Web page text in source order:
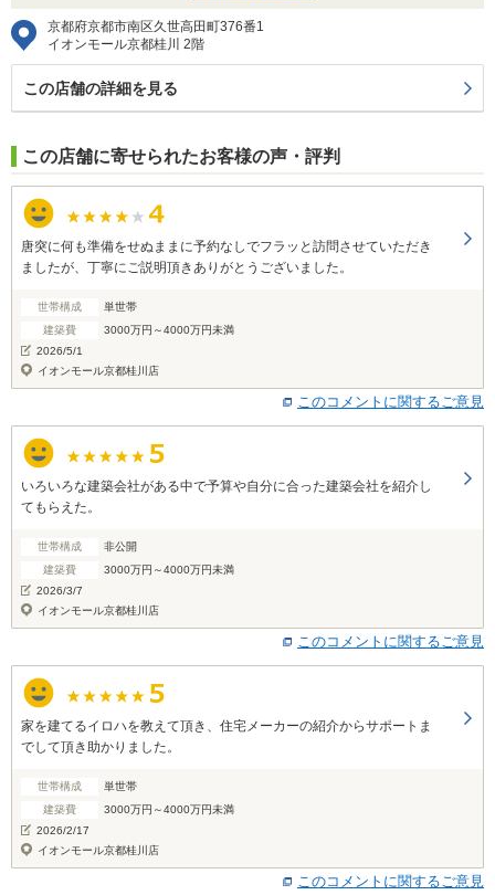
京都府京都市南区久世高田町376番1
イオンモール京都桂川 2階
この店舗の詳細を見る
この店舗に寄せられたお客様の声・評判
唐突に何も準備をせぬままに予約なしでフラッと訪問させていただき
ましたが、丁寧にご説明頂きありがとうございました。
世帯構成
単世帯
建築費
3000万円～4000万円未満
2026/5/1
イオンモール京都桂川店
このコメントに関するご意見
いろいろな建築会社がある中で予算や自分に合った建築会社を紹介し
てもらえた。
世帯構成
非公開
建築費
3000万円～4000万円未満
2026/3/7
イオンモール京都桂川店
このコメントに関するご意見
家を建てるイロハを教えて頂き、住宅メーカーの紹介からサポートま
でして頂き助かりました。
世帯構成
単世帯
建築費
3000万円～4000万円未満
2026/2/17
イオンモール京都桂川店
このコメントに関するご意見